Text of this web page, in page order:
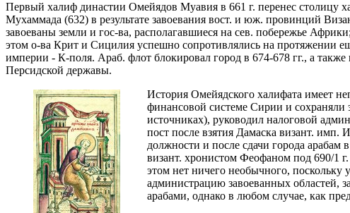
Первый халиф династии Омейядов Муавия в 661 г. перенес столицу
Мухаммада (632) в результате завоевания вост. и юж. провинций
завоеваны земли и гос-ва, располагавшиеся на сев. побережье
этом о-ва Крит и Сицилия успешно сопротивлялись на протяжении
империи - К-поля. Араб. флот блокировал город в 674-678 гг., а
Персидской державы.
История Омейядского халифата имеет
финансовой системе Сирии и
источниках), руководил налоговой
пост после взятия Дамаска визант.
должности и после сдачи города
визант. хронистом Феофаном под 690/1 г.
этом нет ничего необычного, поскольку
администрацию завоеванных областей,
арабами, однако в любом случае, как